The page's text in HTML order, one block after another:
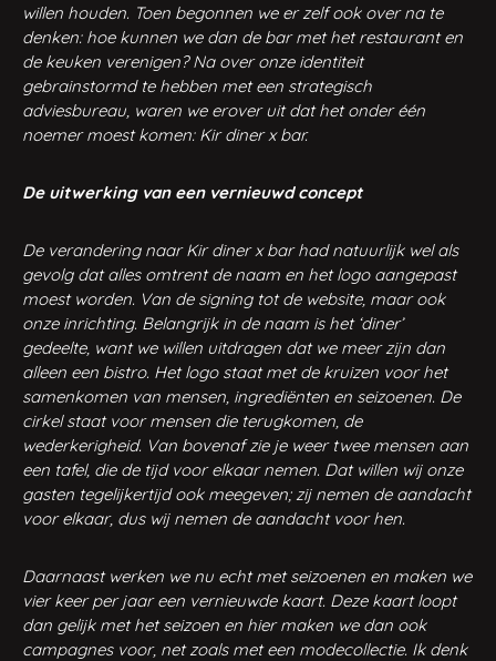
willen houden. Toen begonnen we er zelf ook over na te
denken: hoe kunnen we dan de bar met het restaurant en
de keuken verenigen? Na over onze identiteit
gebrainstormd te hebben met een strategisch
adviesbureau, waren we erover uit dat het onder één
noemer moest komen: Kir diner x bar.
De uitwerking van een vernieuwd concept
De verandering naar Kir diner x bar had natuurlijk wel als
gevolg dat alles omtrent de naam en het logo aangepast
moest worden. Van de signing tot de website, maar ook
onze inrichting. Belangrijk in de naam is het ‘diner’
gedeelte, want we willen uitdragen dat we meer zijn dan
alleen een bistro. Het logo staat met de kruizen voor het
samenkomen van mensen, ingrediënten en seizoenen. De
cirkel staat voor mensen die terugkomen, de
wederkerigheid. Van bovenaf zie je weer twee mensen aan
een tafel, die de tijd voor elkaar nemen. Dat willen wij onze
gasten tegelijkertijd ook meegeven; zij nemen de aandacht
voor elkaar, dus wij nemen de aandacht voor hen.
Daarnaast werken we nu echt met seizoenen en maken we
vier keer per jaar een vernieuwde kaart. Deze kaart loopt
dan gelijk met het seizoen en hier maken we dan ook
campagnes voor, net zoals met een modecollectie. Ik denk